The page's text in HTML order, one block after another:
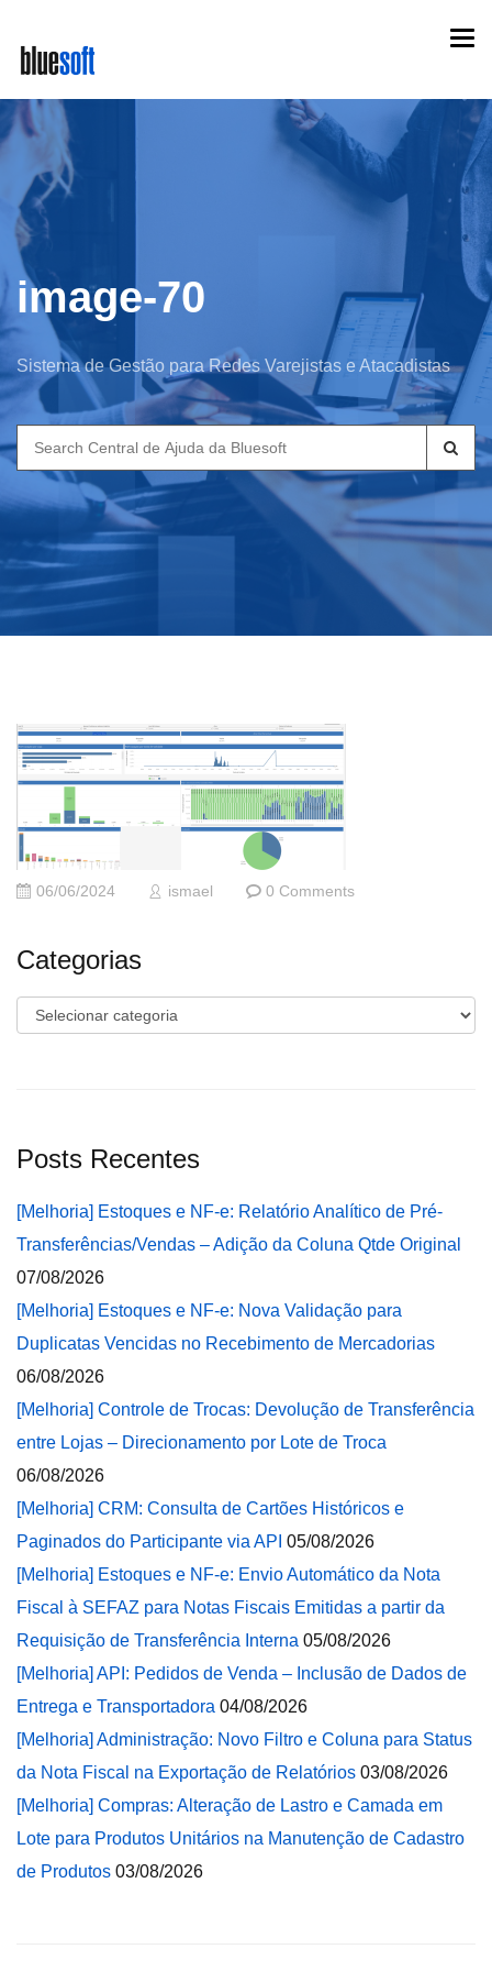
main
content
image-70
Sistema de Gestão para Redes Varejistas e Atacadistas
Search
for:
06/06/2024 ismael 0 Comments
Categorias
Categorias
Posts Recentes
[Melhoria] Estoques e NF-e: Relatório Analítico de Pré-
Transferências/Vendas – Adição da Coluna Qtde Original
07/08/2026
[Melhoria] Estoques e NF-e: Nova Validação para
Duplicatas Vencidas no Recebimento de Mercadorias
06/08/2026
[Melhoria] Controle de Trocas: Devolução de Transferência
entre Lojas – Direcionamento por Lote de Troca
06/08/2026
[Melhoria] CRM: Consulta de Cartões Históricos e
Paginados do Participante via API 05/08/2026
[Melhoria] Estoques e NF-e: Envio Automático da Nota
Fiscal à SEFAZ para Notas Fiscais Emitidas a partir da
Requisição de Transferência Interna 05/08/2026
[Melhoria] API: Pedidos de Venda – Inclusão de Dados de
Entrega e Transportadora 04/08/2026
[Melhoria] Administração: Novo Filtro e Coluna para Status
da Nota Fiscal na Exportação de Relatórios 03/08/2026
[Melhoria] Compras: Alteração de Lastro e Camada em
Lote para Produtos Unitários na Manutenção de Cadastro
de Produtos 03/08/2026